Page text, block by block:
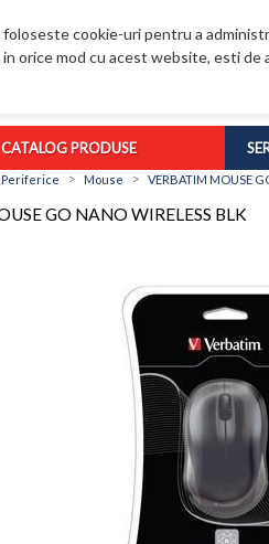
cookie-uri pentru a
orice mod cu acest website, esti
CATALOG PRODUSE
Periferice > Mouse > VERBATIM MOUSE
GO NANO WIRELESS BLK